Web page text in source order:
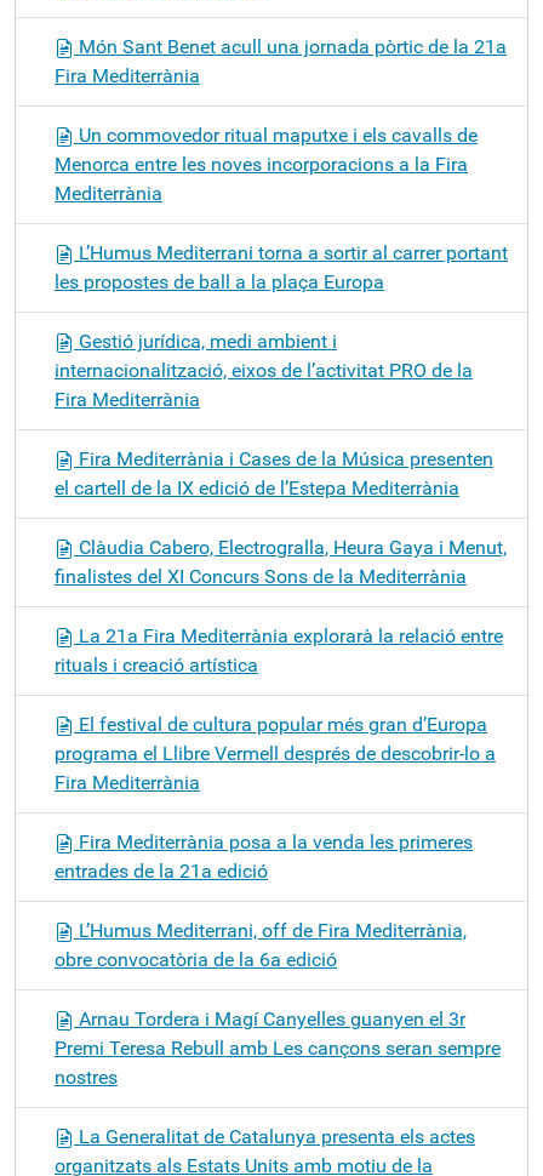
Món Sant Benet acull una jornada pòrtic de la 21a
Fira Mediterrània
Un commovedor ritual maputxe i els cavalls de
Menorca entre les noves incorporacions a la Fira
Mediterrània
L’Humus Mediterrani torna a sortir al carrer portant
les propostes de ball a la plaça Europa
Gestió jurídica, medi ambient i
internacionalització, eixos de l’activitat PRO de la
Fira Mediterrània
Fira Mediterrània i Cases de la Música presenten
el cartell de la IX edició de l’Estepa Mediterrània
Clàudia Cabero, Electrogralla, Heura Gaya i Menut,
finalistes del XI Concurs Sons de la Mediterrània
La 21a Fira Mediterrània explorarà la relació entre
rituals i creació artística
El festival de cultura popular més gran d’Europa
programa el Llibre Vermell després de descobrir-lo a
Fira Mediterrània
Fira Mediterrània posa a la venda les primeres
entrades de la 21a edició
L’Humus Mediterrani, off de Fira Mediterrània,
obre convocatòria de la 6a edició
Arnau Tordera i Magí Canyelles guanyen el 3r
Premi Teresa Rebull amb Les cançons seran sempre
nostres
La Generalitat de Catalunya presenta els actes
organitzats als Estats Units amb motiu de la